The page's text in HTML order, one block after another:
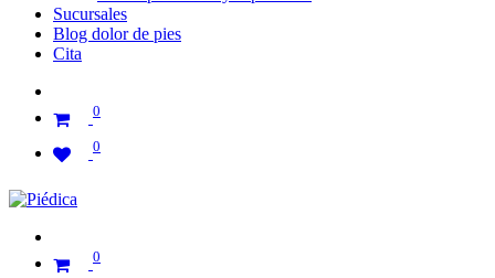
Sucursales
Blog dolor de pies
Cita
0
0
0